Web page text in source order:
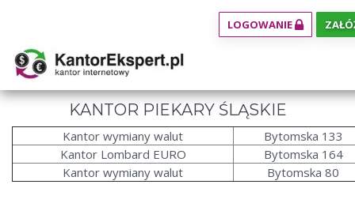
LOGOWANIE
KANTOR PIEKARY ŚLĄSKIE
Kantor wymiany walut
Bytomska 133
Kantor Lombard EURO
Bytomska 164
Kantor wymiany walut
Bytomska 80